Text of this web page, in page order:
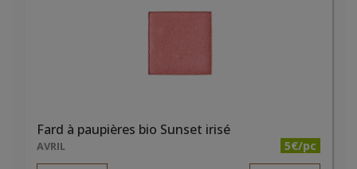
Fard à paupières bio Sunset irisé
AVRIL 5€/pc